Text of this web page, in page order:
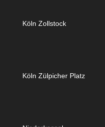
Köln Zollstock
Köln Zülpicher Platz